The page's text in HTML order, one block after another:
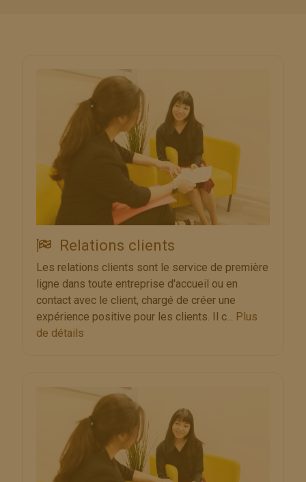
Relations clients
Les relations clients sont le service de première
ligne dans toute entreprise d'accueil ou en
contact avec le client, chargé de créer une
expérience positive pour les clients. Il c... Plus
de détails